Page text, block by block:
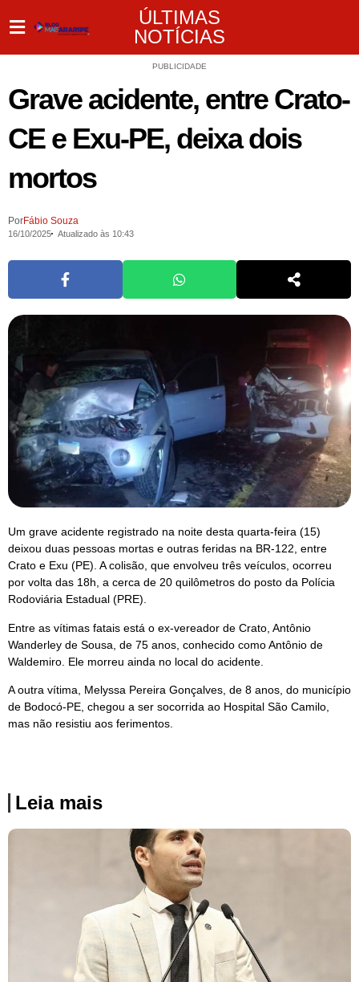
ÚLTIMAS
NOTÍCIAS
PUBLICIDADE
Grave acidente, entre Crato-
CE e Exu-PE, deixa dois
mortos
PorFábio Souza
16/10/2025 Atualizado às 10:43
Um grave acidente registrado na noite desta quarta-feira (15)
deixou duas pessoas mortas e outras feridas na BR-122, entre
Crato e Exu (PE). A colisão, que envolveu três veículos, ocorreu
por volta das 18h, a cerca de 20 quilômetros do posto da Polícia
Rodoviária Estadual (PRE).
Entre as vítimas fatais está o ex-vereador de Crato, Antônio
Wanderley de Sousa, de 75 anos, conhecido como Antônio de
Waldemiro. Ele morreu ainda no local do acidente.
A outra vítima, Melyssa Pereira Gonçalves, de 8 anos, do município
de Bodocó-PE, chegou a ser socorrida ao Hospital São Camilo,
mas não resistiu aos ferimentos.
Leia mais